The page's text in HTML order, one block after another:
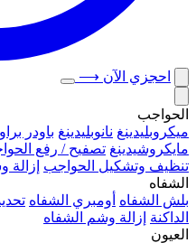
احجزي الآن ⟶
الحواجب
ميكروبلیدينغ نانوبليدينغ باودر
مايكروشيدينغ تصفيح / رفع
تنظيف وتشكيل الحواجب
الشفاه
بلش الشفاه أومبري الشفاه
الداكنة إزالة وشم الشفاه
العيون